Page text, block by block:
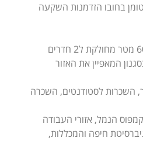
טומן בחובו הזדמנות השקעה
המאפיין את האזור
השכרות לסטודנטים, השכרה
הנמל, אזורי העבודה
חיפה והמכללות,